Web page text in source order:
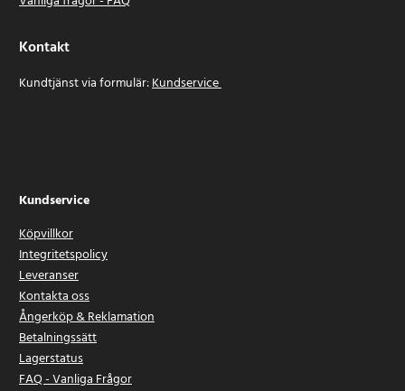
Kontakt
Kundtjänst via formulär:Kundservice
Kundservice
Köpvillkor
Integritetspolicy
Leveranser
Kontakta oss
Ångerköp & Reklamation
Betalningssätt
Lagerstatus
FAQ - Vanliga Frågor